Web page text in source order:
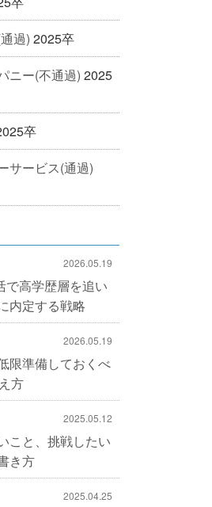
過) 2025卒
ニー(不通過) 2025
卒
サービス(通過)
2026.05.19
で高学歴層を追い
内定する戦略
2026.05.19
限準備しておくべ
方
2025.05.12
こと、挑戦したい
き方
2025.04.25